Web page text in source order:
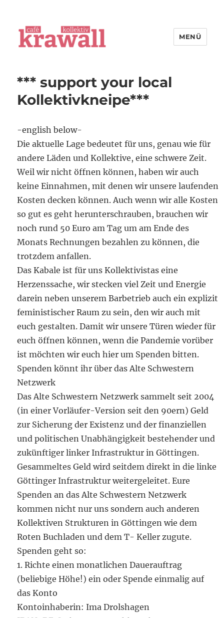
MENÜ
*** support your local
Kollektivkneipe***
-english below-
Die aktuelle Lage bedeutet für uns, genau wie für
andere Läden und Kollektive, eine schwere Zeit.
Weil wir nicht öffnen können, haben wir auch
keine Einnahmen, mit denen wir unsere laufenden
Kosten decken können. Auch wenn wir alle Kosten
so gut es geht herunterschrauben, brauchen wir
noch rund 50 Euro am Tag um am Ende des
Monats Rechnungen bezahlen zu können, die
trotzdem anfallen.
Das Kabale ist für uns Kollektivistas eine
Herzenssache, wir stecken viel Zeit und Energie
darein neben unserem Barbetrieb auch ein explizit
feministischer Raum zu sein, den wir auch mit
euch gestalten. Damit wir unsere Türen wieder für
euch öffnen können, wenn die Pandemie vorüber
ist möchten wir euch hier um Spenden bitten.
Spenden könnt ihr über das Alte Schwestern
Netzwerk
Das Alte Schwestern Netzwerk sammelt seit 2004
(in einer Vorläufer-Version seit den 90ern) Geld
zur Sicherung der Existenz und der finanziellen
und politischen Unabhängigkeit bestehender und
zukünftiger linker Infrastruktur in Göttingen.
Gesammeltes Geld wird seitdem direkt in die linke
Göttinger Infrastruktur weitergeleitet. Eure
Spenden an das Alte Schwestern Netzwerk
kommen nicht nur uns sondern auch anderen
Kollektiven Strukturen in Göttingen wie dem
Roten Buchladen und dem T- Keller zugute.
Spenden geht so:
1. Richte einen monatlichen Dauerauftrag
(beliebige Höhe!) ein oder Spende einmalig auf
das Konto
Kontoinhaberin: Ima Drolshagen